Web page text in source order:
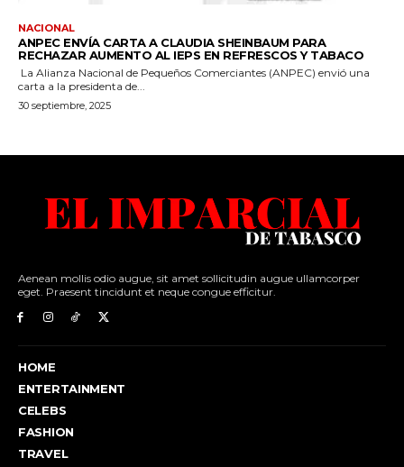
Aenean mollis odio augue, sit amet sollicitudin augue ullamcorper
eget. Praesent tincidunt et neque congue efficitur.
HOME
ENTERTAINMENT
CELEBS
FASHION
TRAVEL